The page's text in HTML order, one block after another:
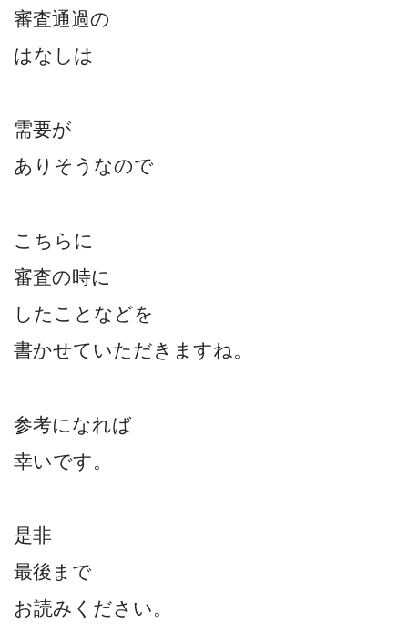
審査通過の
はなしは
需要が
ありそうなので
こちらに
審査の時に
したことなどを
書かせていただきますね。
参考になれば
幸いです。
是非
最後まで
お読みください。